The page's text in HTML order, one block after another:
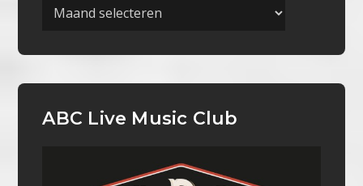
Archieven
ABC Live Music Club